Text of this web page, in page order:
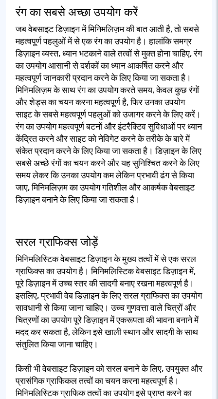
रंग का सबसे अच्छा उपयोग करें
जब वेबसाइट डिज़ाइन में मिनिमलिज़म की बात आती है, तो सबसे
महत्वपूर्ण पहलुओं में से एक रंग का उपयोग है। हालांकि समग्र
डिज़ाइन व्यस्त, ध्यान भटकाने वाले तत्वों से मुक्त होना चाहिए, रंग
का उपयोग आसानी से दर्शकों का ध्यान आकर्षित करने और
महत्वपूर्ण जानकारी प्रदान करने के लिए किया जा सकता है।
मिनिमलिज़म के साथ रंग का उपयोग करते समय, केवल कुछ रंगों
और शेड्स का चयन करना महत्वपूर्ण है, फिर उनका उपयोग
साइट के सबसे महत्वपूर्ण पहलुओं को उजागर करने के लिए करें।
रंग का उपयोग महत्वपूर्ण बटनों और इंटरैक्टिव सुविधाओं पर ध्यान
केंद्रित करने और साइट को नेविगेट करने के तरीके के बारे में
संकेत प्रदान करने के लिए किया जा सकता है। डिज़ाइन के लिए
सबसे अच्छे रंगों का चयन करने और यह सुनिश्चित करने के लिए
समय लेकर कि उनका उपयोग कम लेकिन प्रभावी ढंग से किया
जाए, मिनिमलिज़म का उपयोग गतिशील और आकर्षक वेबसाइट
डिज़ाइन बनाने के लिए किया जा सकता है।
सरल ग्राफिक्स जोड़ें
मिनिमलिस्टिक वेबसाइट डिज़ाइन के मुख्य तत्वों में से एक सरल
ग्राफिक्स का उपयोग है। मिनिमलिस्टिक वेबसाइट डिज़ाइन में,
पूरे डिज़ाइन में उच्च स्तर की सादगी बनाए रखना महत्वपूर्ण है।
इसलिए, प्रभावी वेब डिज़ाइन के लिए सरल ग्राफिक्स का उपयोग
सावधानी से किया जाना चाहिए। उच्च गुणवत्ता वाले चित्रों और
चित्रणों का उपयोग पूरे डिज़ाइन में एकरूपता की भावना बनाने में
मदद कर सकता है, लेकिन इसे खाली स्थान और सादगी के साथ
संतुलित किया जाना चाहिए।
किसी भी वेबसाइट डिज़ाइन को सरल बनाने के लिए, उपयुक्त और
प्रासंगिक ग्राफिकल तत्वों का चयन करना महत्वपूर्ण है।
मिनिमलिस्टिक ग्राफिक तत्वों का उपयोग इसे प्राप्त करने का